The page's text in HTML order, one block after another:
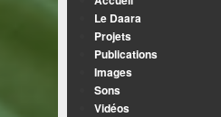
Le Daara
Projets
Publications
Images
Sons
Vidéos